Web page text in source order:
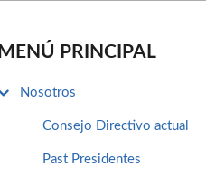
MENÚ PRINCIPAL
Nosotros
Consejo Directivo actual
Past Presidentes